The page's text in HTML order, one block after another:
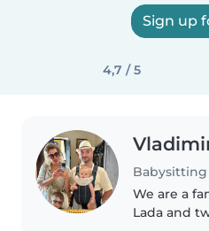
Sign up
4,7 / 5
We are a
Lada and